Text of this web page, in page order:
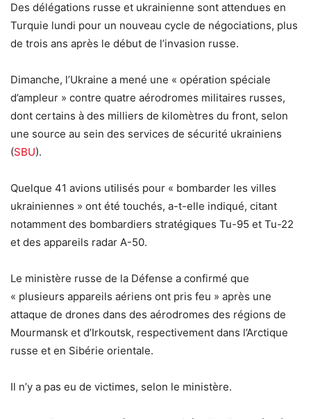
Des délégations russe et ukrainienne sont attendues en
Turquie lundi pour un nouveau cycle de négociations, plus
de trois ans après le début de l’invasion russe.
Dimanche, l’Ukraine a mené une « opération spéciale
d’ampleur » contre quatre aérodromes militaires russes,
dont certains à des milliers de kilomètres du front, selon
une source au sein des services de sécurité ukrainiens
(SBU).
Quelque 41 avions utilisés pour « bombarder les villes
ukrainiennes » ont été touchés, a-t-elle indiqué, citant
notamment des bombardiers stratégiques Tu-95 et Tu-22
et des appareils radar A-50.
Le ministère russe de la Défense a confirmé que
« plusieurs appareils aériens ont pris feu » après une
attaque de drones dans des aérodromes des régions de
Mourmansk et d’Irkoutsk, respectivement dans l’Arctique
russe et en Sibérie orientale.
Il n’y a pas eu de victimes, selon le ministère.